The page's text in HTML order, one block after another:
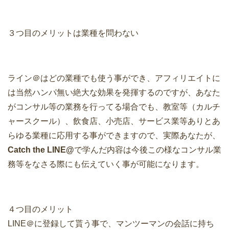
３つ目のメリットは業種を問わない
ライン＠はどの業種でも使う事ができ、アフィリエイトに
は当然ハンパ無い絶大な効果を発揮するのですが、あなた
がコンサル等の業務を行ってる場合でも、教室等（カルチ
ャースクール）、飲食店、小売店、サービス業等ありとあ
らゆる業種に応用する事ができますので、実際あなたが、
Catch the LINE@で学んだ内容は今後この様なコンサル業
務等をなさる際にも伝えていく事が可能になります。
４つ目のメリット
LINE＠に登録して貰う事で、マンツーマンの会話に持ち